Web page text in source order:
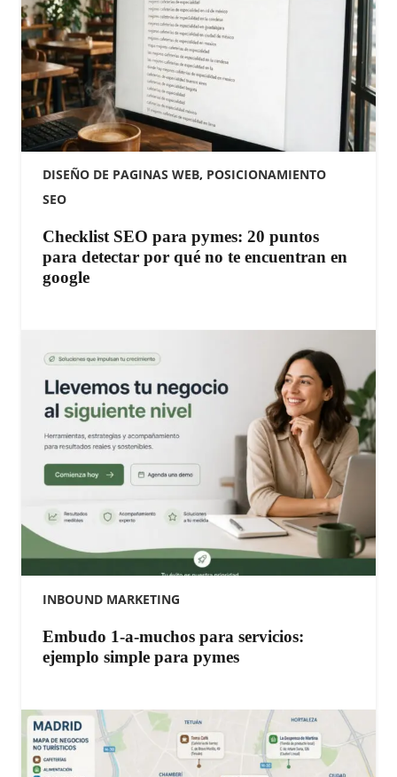
DISEÑO DE PAGINAS WEB, POSICIONAMIENTO
SEO
Checklist SEO para pymes: 20 puntos
para detectar por qué no te encuentran en
google
INBOUND MARKETING
Embudo 1-a-muchos para servicios:
ejemplo simple para pymes